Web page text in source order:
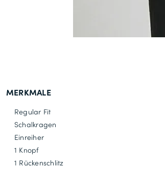
MERKMALE
Regular Fit
Schalkragen
Einreiher
1 Knopf
1 Rückenschlitz